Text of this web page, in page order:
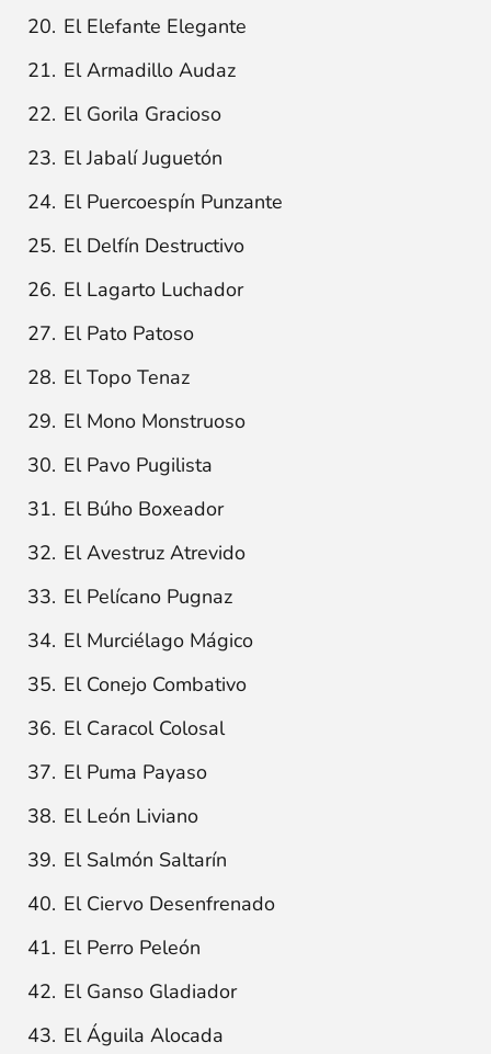
El Elefante Elegante
El Armadillo Audaz
El Gorila Gracioso
El Jabalí Juguetón
El Puercoespín Punzante
El Delfín Destructivo
El Lagarto Luchador
El Pato Patoso
El Topo Tenaz
El Mono Monstruoso
El Pavo Pugilista
El Búho Boxeador
El Avestruz Atrevido
El Pelícano Pugnaz
El Murciélago Mágico
El Conejo Combativo
El Caracol Colosal
El Puma Payaso
El León Liviano
El Salmón Saltarín
El Ciervo Desenfrenado
El Perro Peleón
El Ganso Gladiador
El Águila Alocada